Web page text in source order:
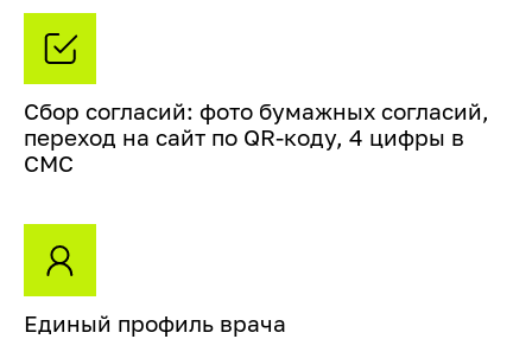
Сбор согласий: фото бумажных согласий,
переход на сайт по QR-коду, 4 цифры в
СМС
Единый профиль врача